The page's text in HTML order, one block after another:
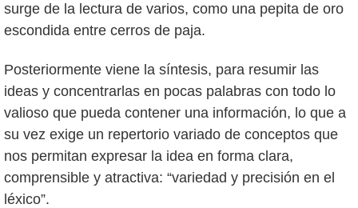
surge de la lectura de varios, como una pepita de oro
escondida entre cerros de paja.
Posteriormente viene la síntesis, para resumir las
ideas y concentrarlas en pocas palabras con todo lo
valioso que pueda contener una información, lo que a
su vez exige un repertorio variado de conceptos que
nos permitan expresar la idea en forma clara,
comprensible y atractiva: “variedad y precisión en el
léxico”.